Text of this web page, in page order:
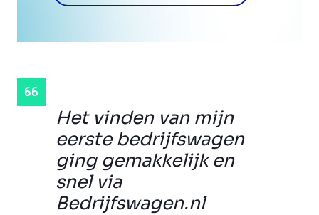
Het vinden van mijn
eerste bedrijfswagen
ging gemakkelijk en
snel via
Bedrijfswagen.nl